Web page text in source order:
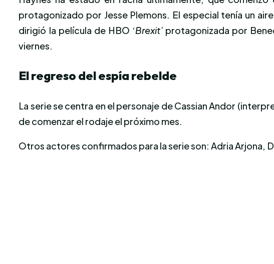
protagonizado por Jesse Plemons. El especial tenía un
dirigió la película de HBO ‘Brexit’protagonizada por
viernes.
El regreso del espía rebelde
La serie se centra en el personaje de Cassian Andor
de comenzar el rodaje el próximo mes.
Otros actores confirmados para la serie son: Adria Arjona,